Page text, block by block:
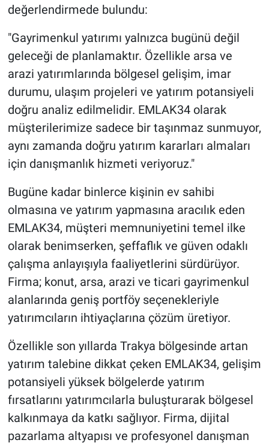
değerlendirmede bulundu:
"Gayrimenkul yatırımı yalnızca bugünü değil
geleceği de planlamaktır. Özellikle arsa ve
arazi yatırımlarında bölgesel gelişim, imar
durumu, ulaşım projeleri ve yatırım potansiyeli
doğru analiz edilmelidir. EMLAK34 olarak
müşterilerimize sadece bir taşınmaz sunmuyor,
aynı zamanda doğru yatırım kararları almaları
için danışmanlık hizmeti veriyoruz."
Bugüne kadar binlerce kişinin ev sahibi
olmasına ve yatırım yapmasına aracılık eden
EMLAK34, müşteri memnuniyetini temel ilke
olarak benimserken, şeffaflık ve güven odaklı
çalışma anlayışıyla faaliyetlerini sürdürüyor.
Firma; konut, arsa, arazi ve ticari gayrimenkul
alanlarında geniş portföy seçenekleriyle
yatırımcıların ihtiyaçlarına çözüm üretiyor.
Özellikle son yıllarda Trakya bölgesinde artan
yatırım talebine dikkat çeken EMLAK34, gelişim
potansiyeli yüksek bölgelerde yatırım
fırsatlarını yatırımcılarla buluşturarak bölgesel
kalkınmaya da katkı sağlıyor. Firma, dijital
pazarlama altyapısı ve profesyonel danışman